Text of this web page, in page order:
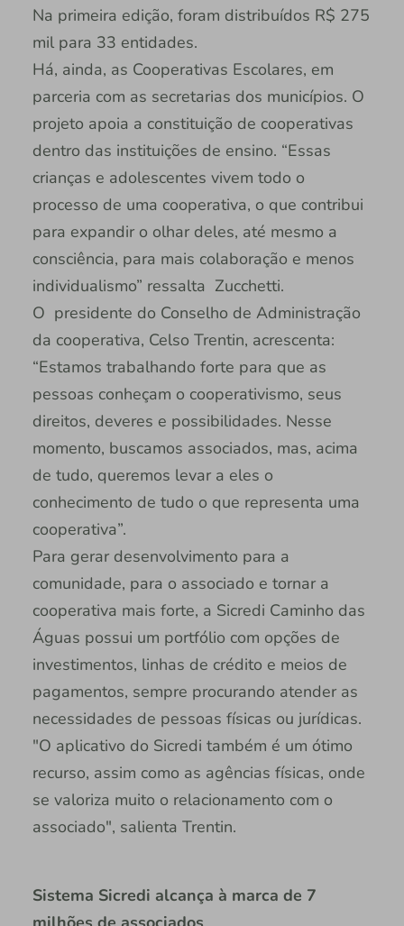
Na primeira edição, foram distribuídos R$ 275
mil para 33 entidades.
Há, ainda, as Cooperativas Escolares, em
parceria com as secretarias dos municípios. O
projeto apoia a constituição de cooperativas
dentro das instituições de ensino. “Essas
crianças e adolescentes vivem todo o
processo de uma cooperativa, o que contribui
para expandir o olhar deles, até mesmo a
consciência, para mais colaboração e menos
individualismo” ressalta Zucchetti.
O presidente do Conselho de Administração
da cooperativa, Celso Trentin, acrescenta:
“Estamos trabalhando forte para que as
pessoas conheçam o cooperativismo, seus
direitos, deveres e possibilidades. Nesse
momento, buscamos associados, mas, acima
de tudo, queremos levar a eles o
conhecimento de tudo o que representa uma
cooperativa”.
Para gerar desenvolvimento para a
comunidade, para o associado e tornar a
cooperativa mais forte, a Sicredi Caminho das
Águas possui um portfólio com opções de
investimentos, linhas de crédito e meios de
pagamentos, sempre procurando atender as
necessidades de pessoas físicas ou jurídicas.
"O aplicativo do Sicredi também é um ótimo
recurso, assim como as agências físicas, onde
se valoriza muito o relacionamento com o
associado", salienta Trentin.
Sistema Sicredi alcança à marca de 7